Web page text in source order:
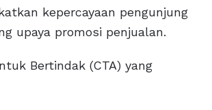
kepercayaan pengunjung
upaya promosi penjualan.
Bertindak (CTA) yang